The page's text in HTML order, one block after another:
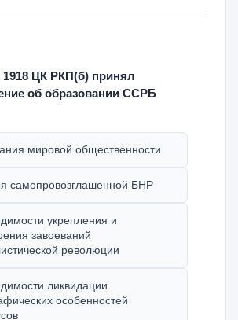
1918 ЦК РКП(б) принял
об образовании ССРБ
мировой общественности
самопровозглашенной БНР
укрепления и
завоеваний
революции
ликвидации
особенностей